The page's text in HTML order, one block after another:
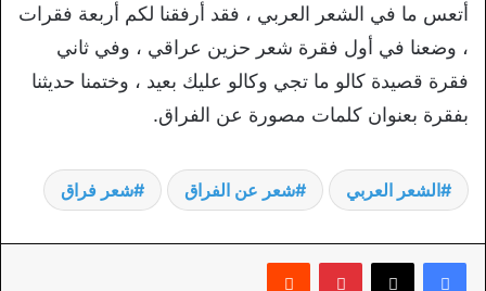
أتعس ما في الشعر العربي ، فقد أرفقنا لكم أربعة فقرات
، وضعنا في أول فقرة شعر حزين عراقي ، وفي ثاني
فقرة قصيدة كالو ما تجي وكالو عليك بعيد ، وختمنا حديثنا
بفقرة بعنوان كلمات مصورة عن الفراق.
الشعر العربي شعر عن الفراق شعر فراق
بينتيريست